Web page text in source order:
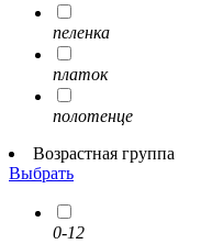
пеленка
платок
полотенце
Возрастная группа
Выбрать
0-12